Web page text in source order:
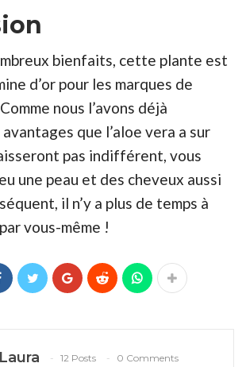
bienfaits, cette plante est
d’or pour les marques de
nous l’avons déjà
que l’aloe vera a sur
pas indifférent, vous
une peau et des cheveux aussi
il n’y a plus de temps à
vous-même !
Laura 12 Posts 0 Comments